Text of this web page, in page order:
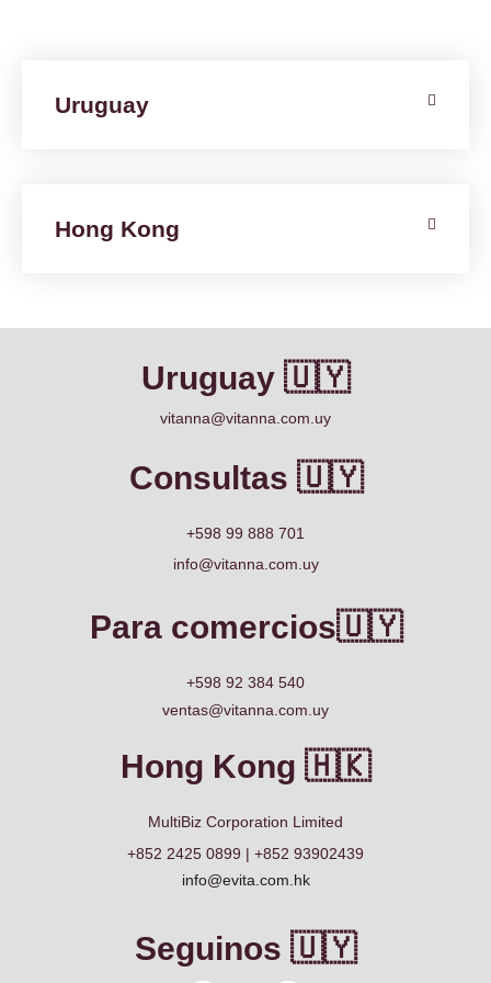
Uruguay
Hong Kong
Uruguay 🇺🇾
vitanna@vitanna.com.uy
Consultas 🇺🇾
+598 99 888 701
info@vitanna.com.uy
Para comercios🇺🇾
+598 92 384 540
ventas@vitanna.com.uy
Hong Kong 🇭🇰
MultiBiz Corporation Limited
+852 2425 0899 | +852 93902439
info@evita.com.hk
Seguinos 🇺🇾
FacebookInstagram